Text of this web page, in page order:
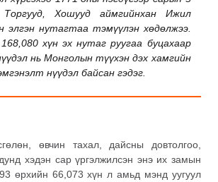
Хошууд аймгийнхан Ижил
элгэн нутагтаа тэмүүлэн хөдөлжээ.
хүн эх нутаг руугаа буцахаар
нь Монголын түүхэн дэх хамгийн
нүүдэл байсан гэдэг.
өвчин тахал, дайсны довтолгоо,
хэдэн сар үргэлжилсэн энэ их замын
өрхийн 66,073 хүн л амьд мэнд уугуул